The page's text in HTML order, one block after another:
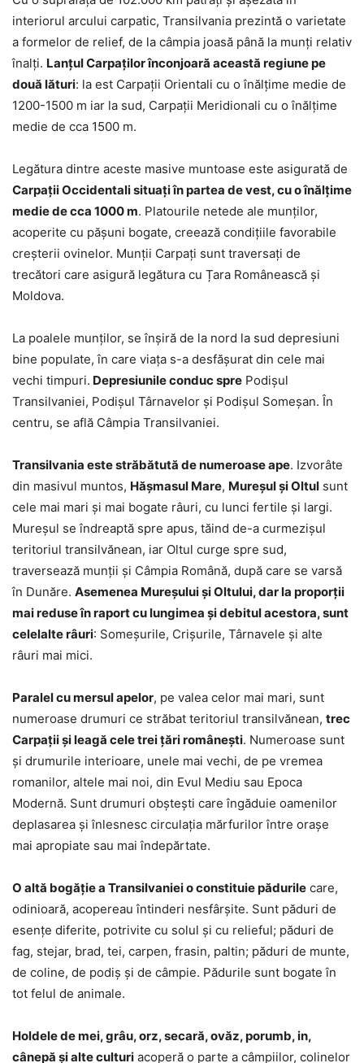
interiorul arcului carpatic, Transilvania prezintă o varietate
a formelor de relief, de la câmpia joasă până la munţi relativ
înalţi. Lanţul Carpaţilor înconjoară această regiune pe
două lături: la est Carpaţii Orientali cu o înălţime medie de
1200-1500 m iar la sud, Carpaţii Meridionali cu o înălţime
medie de cca 1500 m.
Legătura dintre aceste masive muntoase este asigurată de
Carpaţii Occidentali situaţi în partea de vest, cu o înălţime
medie de cca 1000 m. Platourile netede ale munţilor,
acoperite cu păşuni bogate, creează condiţiile favorabile
creşterii ovinelor. Munţii Carpaţi sunt traversaţi de
trecători care asigură legătura cu Țara Românească şi
Moldova.
La poalele munţilor, se înşiră de la nord la sud depresiuni
bine populate, în care viaţa s-a desfăşurat din cele mai
vechi timpuri. Depresiunile conduc spre Podişul
Transilvaniei, Podişul Târnavelor şi Podişul Someșan. În
centru, se află Câmpia Transilvaniei.
Transilvania este străbătută de numeroase ape. Izvorâte
din masivul muntos, Hășmasul Mare, Mureșul şi Oltul sunt
cele mai mari şi mai bogate râuri, cu lunci fertile şi largi.
Mureșul se îndreaptă spre apus, tăind de-a curmezişul
teritoriul transilvănean, iar Oltul curge spre sud,
traversează munţii şi Câmpia Română, după care se varsă
în Dunăre. Asemenea Mureşului şi Oltului, dar la proporţii
mai reduse în raport cu lungimea şi debitul acestora, sunt
celelalte râuri: Someșurile, Crișurile, Târnavele şi alte
râuri mai mici.
Paralel cu mersul apelor, pe valea celor mai mari, sunt
numeroase drumuri ce străbat teritoriul transilvănean, trec
Carpaţii şi leagă cele trei ţări româneşti. Numeroase sunt
şi drumurile interioare, unele mai vechi, de pe vremea
romanilor, altele mai noi, din Evul Mediu sau Epoca
Modernă. Sunt drumuri obşteşti care îngăduie oamenilor
deplasarea şi înlesnesc circulaţia mărfurilor între oraşe
mai apropiate sau mai îndepărtate.
O altă bogăţie a Transilvaniei o constituie pădurile care,
odinioară, acopereau întinderi nesfârşite. Sunt păduri de
esenţe diferite, potrivite cu solul şi cu relieful; păduri de
fag, stejar, brad, tei, carpen, frasin, paltin; păduri de munte,
de coline, de podiş şi de câmpie. Pădurile sunt bogate în
tot felul de animale.
Holdele de mei, grâu, orz, secară, ovăz, porumb, in,
cânepă şi alte culturi acoperă o parte a câmpiilor, colinelor